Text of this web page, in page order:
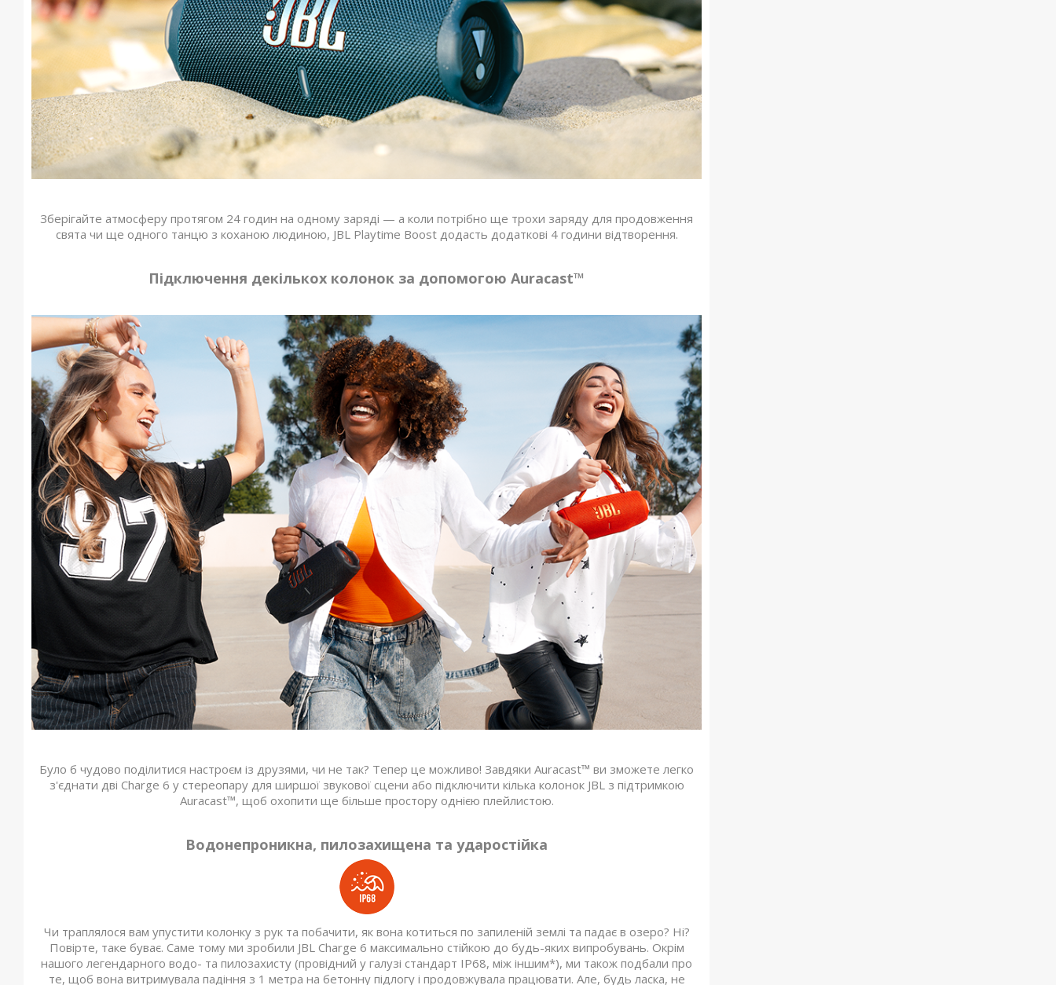
Зберігайте атмосферу протягом 24 годин на одному заряді — а коли потрібно ще трохи заряду для продовження
свята чи ще одного танцю з коханою людиною, JBL Playtime Boost додасть додаткові 4 години відтворення.
Підключення декількох колонок за допомогою Auracast™
Було б чудово поділитися настроєм із друзями, чи не так? Тепер це можливо! Завдяки Auracast™ ви зможете легко
з'єднати дві Charge 6 у стереопару для ширшої звукової сцени або підключити кілька колонок JBL з підтримкою
Auracast™, щоб охопити ще більше простору однією плейлистою.
Водонепроникна, пилозахищена та ударостійка
Чи траплялося вам упустити колонку з рук та побачити, як вона котиться по запиленій землі та падає в озеро? Ні?
Повірте, таке буває. Саме тому ми зробили JBL Charge 6 максимально стійкою до будь-яких випробувань. Окрім
нашого легендарного водо- та пилозахисту (провідний у галузі стандарт IP68, між іншим*), ми також подбали про
те, щоб вона витримувала падіння з 1 метра на бетонну підлогу і продовжувала працювати. Але, будь ласка, не